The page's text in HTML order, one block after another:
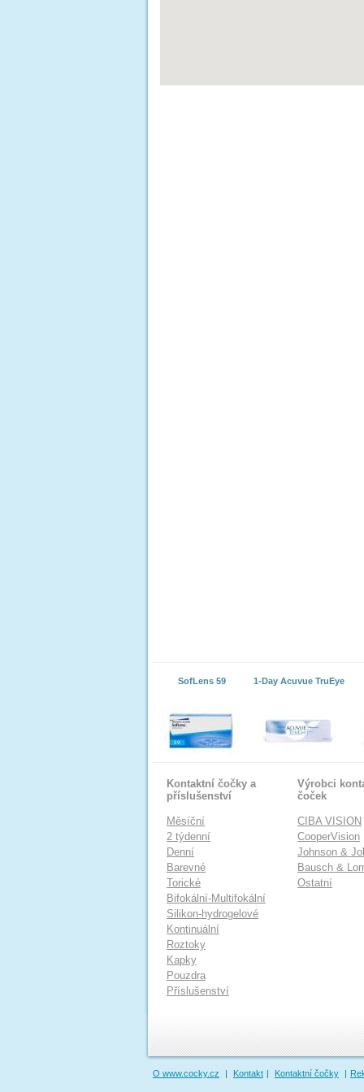
SofLens 59 1-Day Acuvue TruEye
Kontaktní čočky a
příslušenství
Měsíční
2 týdenní
Denní
Barevné
Torické
Bifokální-Multifokální
Silikon-hydrogelové
Kontinuální
Roztoky
Kapky
Pouzdra
Příslušenství
Výrobci
čoček
CIBA VISION
CooperVision
Johnson &
Bausch &
Ostatní
O www.cocky.cz | Kontakt | Kontaktní čočky |